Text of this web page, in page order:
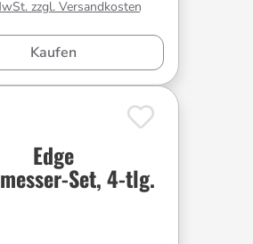
zzgl. Versandkosten
Kaufen
Edge
Set, 4-tlg.